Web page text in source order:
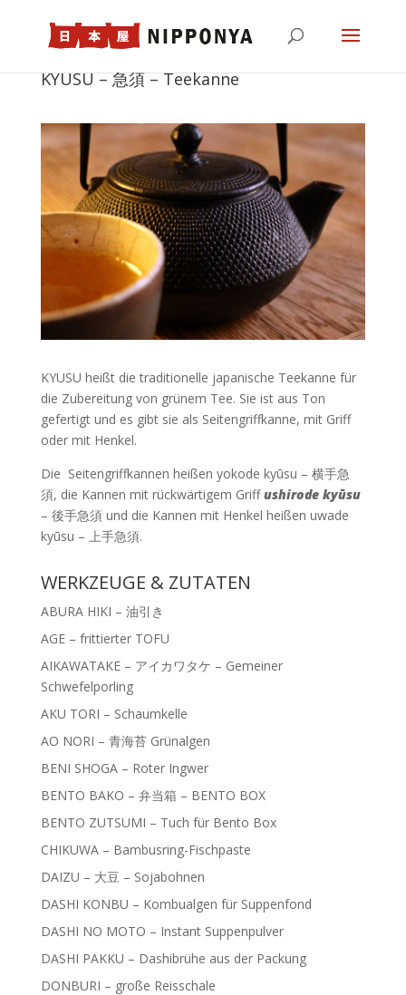
KYUSU – 急須 – Teekanne
KYUSU heißt die traditionelle japanische Teekanne für
die Zubereitung von grünem Tee. Sie ist aus Ton
gefertigt und es gibt sie als Seitengriffkanne, mit Griff
oder mit Henkel.
Die Seitengriffkannen heißen yokode kyūsu – 横手急
須, die Kannen mit rückwärtigem Griffushirode kyūsu
– 後手急須 und die Kannen mit Henkel heißen uwade
kyūsu – 上手急須.
WERKZEUGE & ZUTATEN
ABURA HIKI – 油引き
AGE – frittierter TOFU
AIKAWATAKE – アイカワタケ – Gemeiner
Schwefelporling
AKU TORI – Schaumkelle
AO NORI – 青海苔 Grünalgen
BENI SHOGA – Roter Ingwer
BENTO BAKO – 弁当箱 – BENTO BOX
BENTO ZUTSUMI – Tuch für Bento Box
CHIKUWA – Bambusring-Fischpaste
DAIZU – 大豆 – Sojabohnen
DASHI KONBU – Kombualgen für Suppenfond
DASHI NO MOTO – Instant Suppenpulver
DASHI PAKKU – Dashibrühe aus der Packung
DONBURI – große Reisschale